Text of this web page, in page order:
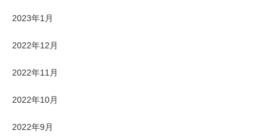
2023年1月
2022年12月
2022年11月
2022年10月
2022年9月